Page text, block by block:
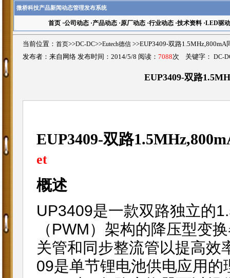
微桥科技产品新闻动态管理发布系统
首页·公司动态·产品动态·原厂动态·行业动态·技术资料·LED驱动
当前位置： 首页>>DC-DC>>Eutech德信 >>EUP3409-双路
发布者：来自网络 发布时间：2014/5/8 阅读： 7088次 关键字： DC-
EUP3409-双路
EUP3409-双路
et
概述
UP3409是一款双路独立的
（PWM）架构的降压型变
关管和同步整流管以提高效
09是单节锂电池供电应用